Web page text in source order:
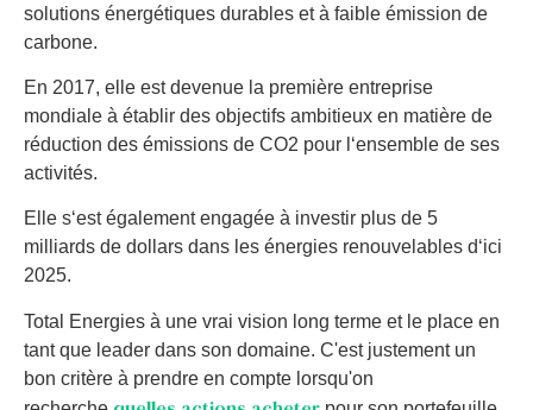
solutions énergétiques durables età faible émission de
carbone.
En 2017, el le estdevenue la première entreprise
mondial e à étab ir des objectifs ambitieux en matière de
réduction des émissions de CO2 pour ‘ensemble de ses
activités.
El le s‘estégal ementengagée à investir plus de 5
mill iards de dollars dans les énergies renouvel ables d‘ici
2025.
Total Energies à une vrai vision long terme et le place en
tant que leader dans son domaine. C'est justement un
bon critère à prendre en compte lorsqu'on